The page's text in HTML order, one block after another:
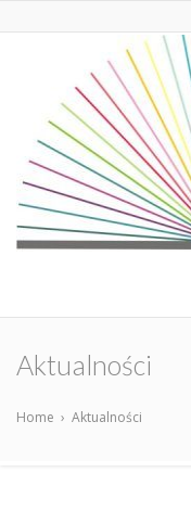
Aktualności
Home › Aktualności